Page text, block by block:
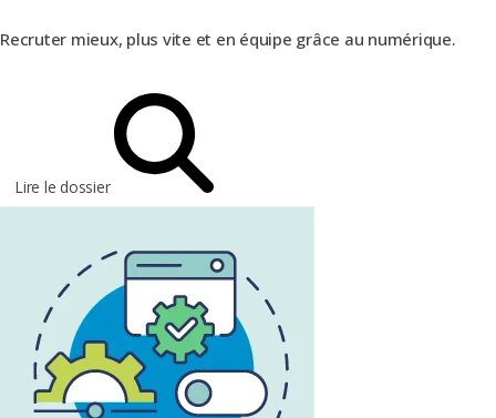
Recruter mieux, plus vite et en équipe grâce au numérique.
Lire le dossier